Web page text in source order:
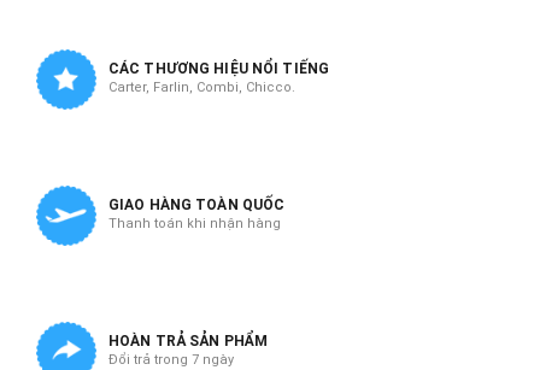
CÁC THƯƠNG HIỆU NỔI TIẾNG
Carter, Farlin, Combi, Chicco.
GIAO HÀNG TOÀN QUỐC
Thanh toán khi nhận hàng
HOÀN TRẢ SẢN PHẨM
Đổi trả trong 7 ngày